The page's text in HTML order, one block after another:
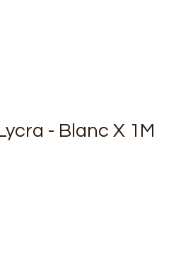
- Blanc X 1M